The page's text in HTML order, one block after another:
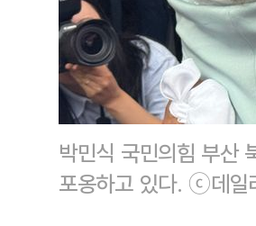
박민식 국민의힘 부산
포옹하고 있다. ⓒ데일